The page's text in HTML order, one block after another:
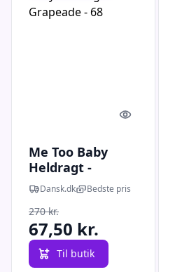
Quick look
Me Too Baby
Heldragt -
Grapeade - 68
Dansk.dk Bedste pris
270 kr.
67,50 kr.
Til butik